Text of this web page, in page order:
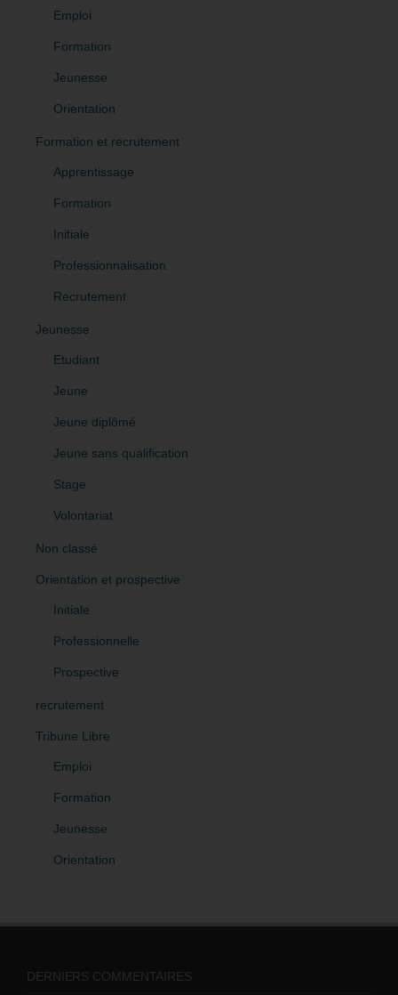
Emploi
Formation
Jeunesse
Orientation
Formation et recrutement
Apprentissage
Formation
Initiale
Professionnalisation
Recrutement
Jeunesse
Etudiant
Jeune
Jeune diplômé
Jeune sans qualification
Stage
Volontariat
Non classé
Orientation et prospective
Initiale
Professionnelle
Prospective
recrutement
Tribune Libre
Emploi
Formation
Jeunesse
Orientation
DERNIERS COMMENTAIRES